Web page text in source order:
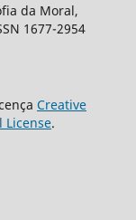
da Moral,
1677-2954
Creative
License.